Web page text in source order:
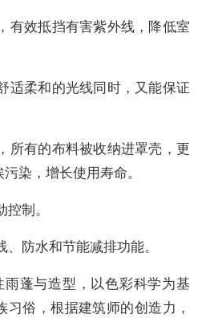
有效抵挡有害紫外线，降低室
适柔和的光线同时，又能保证
所有的布料被收纳进罩壳，更
染，增长使用寿命。
制。
防水和节能减排功能。
蓬与造型，以色彩科学为基
俗，根据建筑师的创造力，